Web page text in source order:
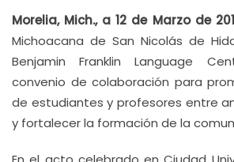
Morelia, Mich., a 12 de Marzo de
Michoacana de San Nicolás de
Benjamin Franklin Language
convenio de colaboración para
de estudiantes y profesores entre
y fortalecer la formación de la